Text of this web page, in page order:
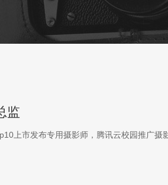
监
上市发布专用摄影师，腾讯云校园推广摄